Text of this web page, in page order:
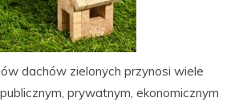
dachów zielonych przynosi wiele
prywatnym, ekonomicznym